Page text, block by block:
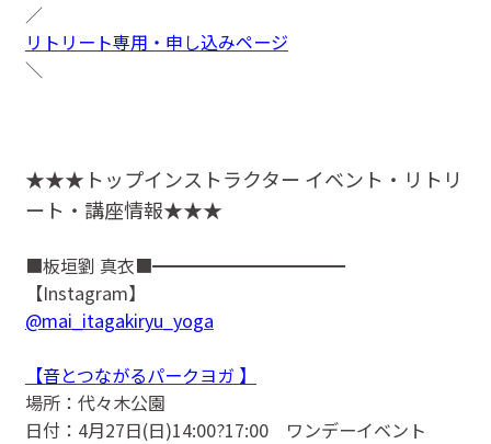
／
リトリート専用・申し込みページ
＼
★★★トップインストラクター イベント・リトリ
ート・講座情報★★★
■板垣劉 真衣■━━━━━━━━━━━
【Instagram】
@mai_itagakiryu_yoga
【音とつながるパークヨガ 】
場所：代々木公園
日付：4月27日(日)14:00?17:00 ワンデーイベント